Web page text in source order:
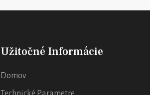
Užitočné Informácie
Domov